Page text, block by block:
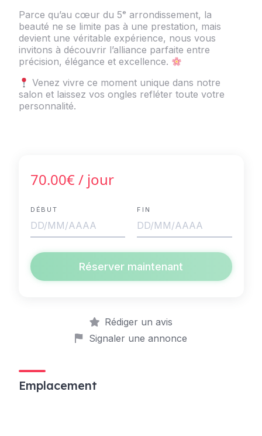
Parce qu’au cœur du 5ᵉ arrondissement, la
beauté ne se limite pas à une prestation, mais
devient une véritable expérience, nous vous
invitons à découvrir l’alliance parfaite entre
précision, élégance et excellence.
Venez vivre ce moment unique dans notre
salon et laissez vos ongles refléter toute votre
personnalité.
70.00€/ jour
DÉBUT FIN
Réserver maintenant
Rédiger un avis
Signaler une annonce
Emplacement